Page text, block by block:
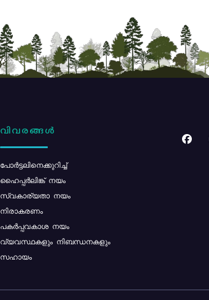
വിവരങ്ങൾ
പോര്‍ട്ടലിനെക്കുറിച്ച്
ഹൈപ്പർലിങ്ക് നയം
സ്വകാര്യതാ നയം
നിരാകരണം
പകർപ്പവകാശ നയം
വ്യവസ്ഥകളും നിബന്ധനകളും
സഹായം